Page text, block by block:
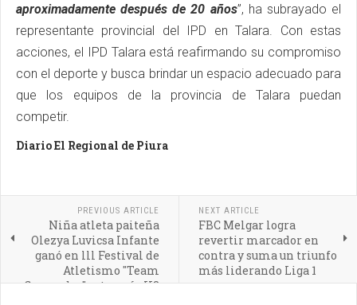
aproximadamente después de 20 años”, ha subrayado el
representante provincial del IPD en Talara. Con estas
acciones, el IPD Talara está reafirmando su compromiso
con el deporte y busca brindar un espacio adecuado para
que los equipos de la provincia de Talara puedan
competir.
Diario El Regional de Piura
PREVIOUS ARTICLE
Niña atleta paiteña
Olezya Luvicsa Infante
ganó en lll Festival de
Atletismo "Team
Guepardos" categoría U8
NEXT ARTICLE
FBC Melgar logra
revertir marcador en
contra y suma un triunfo
más liderando Liga 1